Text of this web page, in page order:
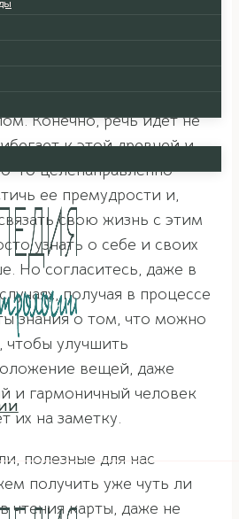
целей для нас зачастую
информации и
могли бы помочь
ситуаций, сфер или
Конечно, речь идет не
к этой древней и
то целенаправленно
ее премудрости и,
свою жизнь с этим
узнать о себе и своих
Но согласитесь, даже в
получая в процессе
знания о том, что можно
чтобы улучшить
вещей, даже
и гармоничный человек
их на заметку.
полезные для нас
получить уже чуть ли
чтения карты, даже не